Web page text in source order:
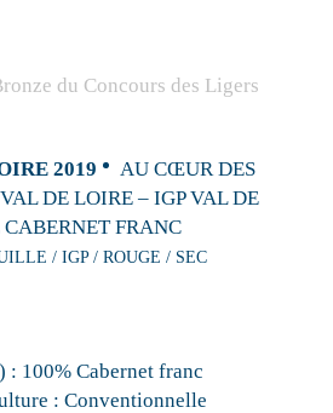
2019
AU CŒUR DES
DE LOIRE – IGP VAL DE
FRANC
/ IGP / ROUGE / SEC
: 100% Cabernet franc
: Conventionnelle